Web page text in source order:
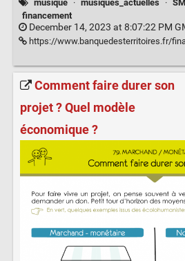
musique · musiques_actuelles ·
financement
December 14, 2023 at 8:07:22 PM
https://www.banquedesterritoires.fr/financement-des-scenes-de-
Comment faire durer son
projet ? Quel modèle
économique ?